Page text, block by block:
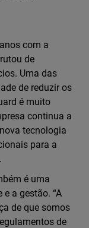
com a
de
Uma das
de reduzir os
é muito
continua a
tecnologia
para a
é uma
a gestão. “A
de que somos
de